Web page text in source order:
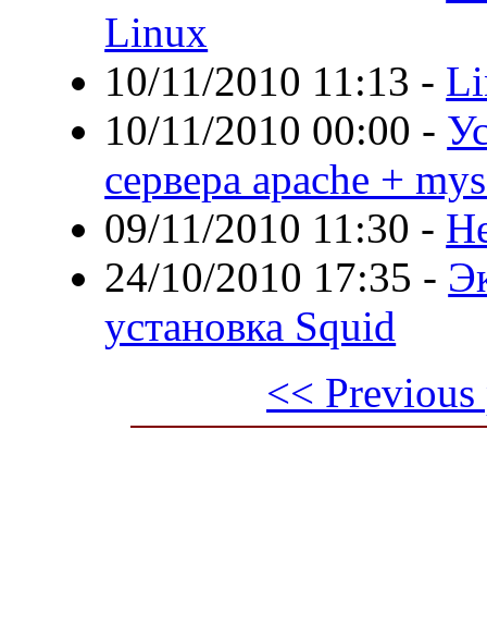
Linux
10/11/2010 11:13 -
10/11/2010 00:00 -
сервера apache +
09/11/2010 11:30 -
24/10/2010 17:35 -
установка Squid
<< Previous